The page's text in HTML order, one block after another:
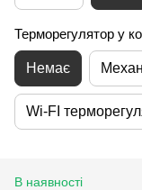
Терморегулятор у
Немає
Wi-FI
В наявності